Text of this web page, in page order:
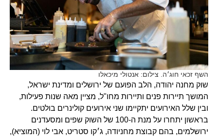
השף זכאי חוג׳ה. צילום: אנטולי מיכאלו
שוק מחנה יהודה, הלב הפועם של ירושלים ומדינת ישראל,
המושך תיירות פנים ותיירות מחו"ל, מציין מאה שנות פעילות,
ובין שלל האירועים יתקיימו שני אירועים קולינרים בולטים.
בראשון יתחרו על מנת ה-100 של השוק שפים ומסעדנים
ירושלמים, בהם קבוצת מחניודה, ג׳קו סטריט, אבי לוי (המוציא),